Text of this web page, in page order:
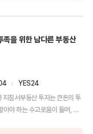
족을 위한 남다른 부동산
YES24
지침서부동산 투자는 큰돈의 투
아야 하는 수고로움이 들며, 정